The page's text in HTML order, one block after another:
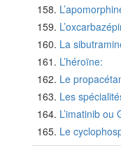
La
L’héroïne:
Le
Les
L’imatinib ou
Le